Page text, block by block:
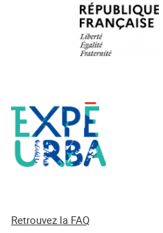
Retrouvez la FAQ